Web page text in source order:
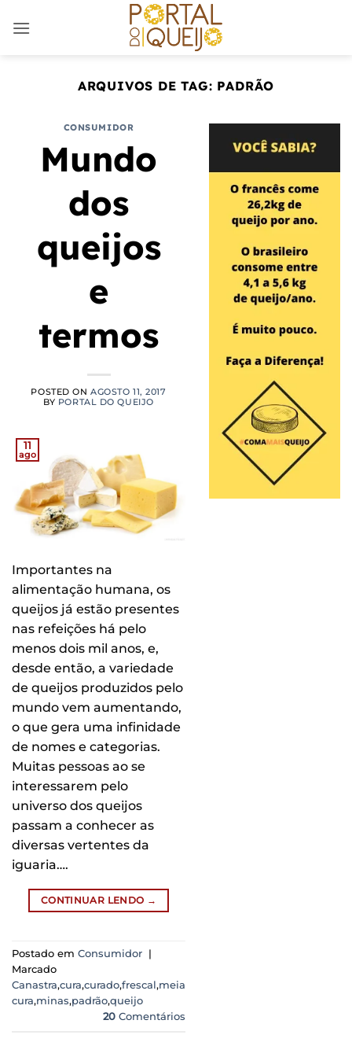
ARQUIVOS DE TAG: PADRÃO
CONSUMIDOR
Mundo
dos
queijos
e
termos
POSTED ONAGOSTO 11, 2017
BY PORTAL DO QUEIJO
11
ago
Importantes na
alimentação humana, os
queijos já estão presentes
nas refeições há pelo
menos dois mil anos, e,
desde então, a variedade
de queijos produzidos pelo
mundo vem aumentando,
o que gera uma infinidade
de nomes e categorias.
Muitas pessoas ao se
interessarem pelo
universo dos queijos
passam a conhecer as
diversas vertentes da
iguaria….
CONTINUAR LENDO →
Postado em Consumidor |
Marcado
Canastra,cura,curado,frescal,meia
cura,minas,padrão,queijo
20 Comentários